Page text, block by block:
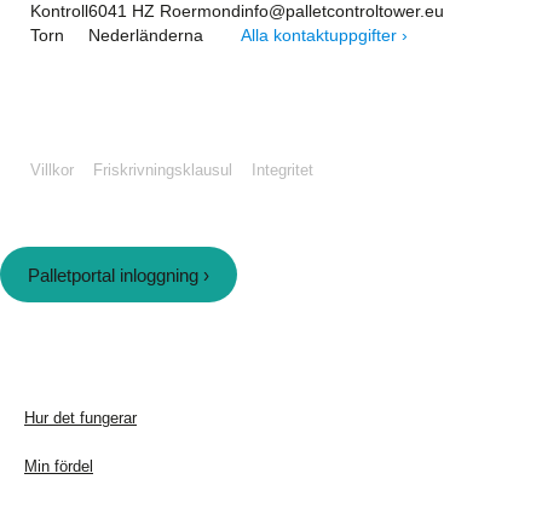
Kontroll
Torn
6041 HZ Roermond
Nederländerna
info@palletcontroltower.eu
Alla kontaktuppgifter ›
Villkor Friskrivningsklausul Integritet
Palletportal inloggning ›
Hur det fungerar
Min fördel